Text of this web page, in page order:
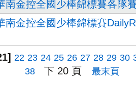
南金控全國少棒錦標賽各隊
南金控全國少棒錦標賽
22 23 24 25 26 27 28 29 30
38 下 20 頁最末頁